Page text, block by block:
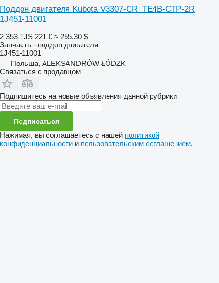
Поддон двигателя Kubota V3307-CR_TE4B-CTP-2R
1J451-11001
2 353 TJS 221 € ≈ 255,30 $
Запчасть - поддон двигателя
1J451-11001
Польша, ALEKSANDRÓW ŁÓDZK
Связаться с продавцом
Подпишитесь на новые объявления данной рубрики
Подписаться
Нажимая, вы соглашаетесь с нашей политикой
конфиденциальности и пользовательским соглашением.